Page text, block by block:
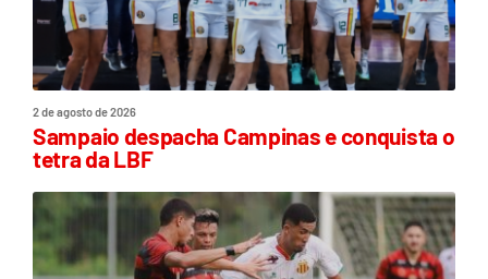
2 de agosto de 2026
Sampaio despacha Campinas e conquista o
tetra da LBF